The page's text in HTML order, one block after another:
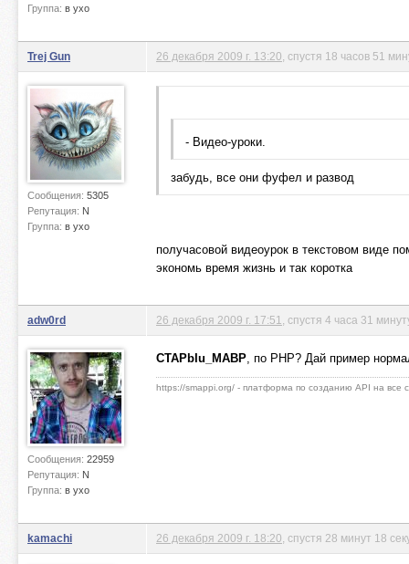
Группа: в ухо
Trej Gun
Сообщения: 5305
Репутация: N
Группа: в ухо
26 декабря 2009 г. 13:20 , спустя 18 часов 51
- Видео-уроки.
забудь, все они фуфел и развод
получасовой видеоурок в текстовом виде
экономь время жизнь и так коротка
adw0rd
Сообщения: 22959
Репутация: N
Группа: в ухо
26 декабря 2009 г. 17:51 , спустя 4 часа 31
CTAPbIu_MABP, по PHP? Дай пример
https://smappi.org/ - платформа по созданию API на все
kamachi 26 декабря 2009 г. 18:20 , спустя 28 минут 18